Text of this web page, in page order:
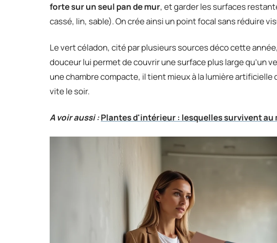
forte sur un seul pan de mur, et garder les surfaces
cassé, lin, sable). On crée ainsi un point focal sans réduire
Le vert céladon, cité par plusieurs sources déco cette
douceur lui permet de couvrir une surface plus large qu’un
une chambre compacte, il tient mieux à la lumière
vite le soir.
A voir aussi :Plantes d'intérieur : lesquelles survivent au